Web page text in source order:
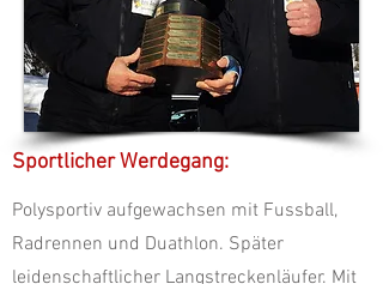
Sportlicher Werdegang:
Polysportiv aufgewachsen mit Fussball,
Radrennen und Duathlon. Später
leidenschaftlicher Langstreckenläufer. Mit